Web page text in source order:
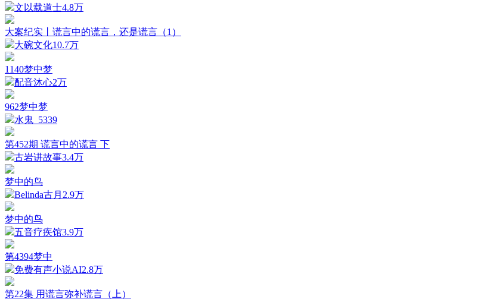
文以载道士4.8万
大案纪实丨谎言中的谎言，还是谎言（1）
大碗文化10.7万
1140梦中梦
配音沐心2万
962梦中梦
水鬼_ 5339
第452期 谎言中的谎言 下
古岩讲故事3.4万
梦中的鸟
Belinda古月 2.9万
梦中的鸟
五音疗疾馆3.9万
第4394梦中
免费有声小说AI2.8万
第22集 用谎言弥补谎言（上）